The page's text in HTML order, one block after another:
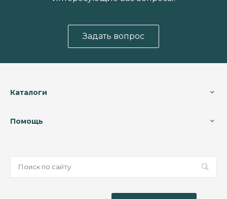
Задать вопрос
Каталоги
Помощь